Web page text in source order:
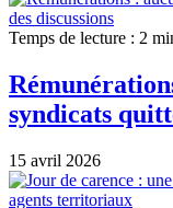
Temps de lecture : 2
syndicats
15 avril 2026